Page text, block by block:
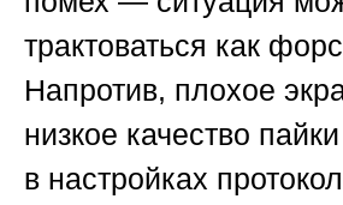
трактоваться как
Напротив, плохое
низкое качество
в настройках